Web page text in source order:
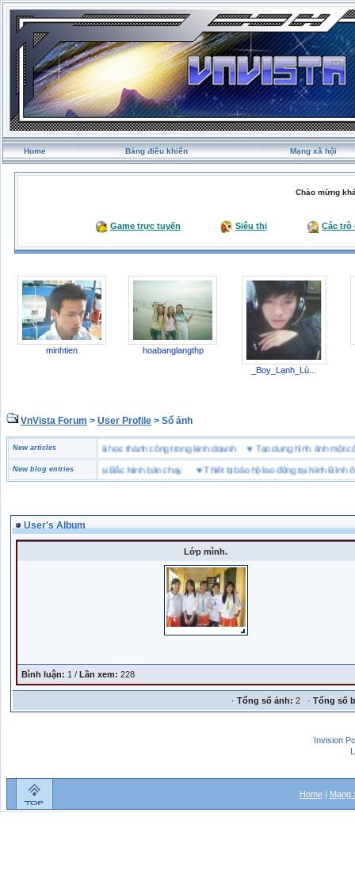
Home Bảng điều khiển Mạng xã hội
Chào mừng
Game trực tuyến Siêu thị Các trò
minhtien hoabanglangthp
_Boy_Lạnh_Lù...
VnVista Forum > User Profile > Sổ ảnh
New articles
biệt” của Microsoft 4 bài học thành công trong kinh doanh♥Tạo dựng hình ảnh
New blog entries
hiệu giày bảo hộ tại Bắc Ninh bán chạy♥ Thiết bị bảo hộ lao động tại Ninh Bình ở
User's Album
Lớp mình.
Bình luận: 1 / Lần xem: 228
· Tổng số ảnh: 2 · Tổng số
Invision
Home| Mạng